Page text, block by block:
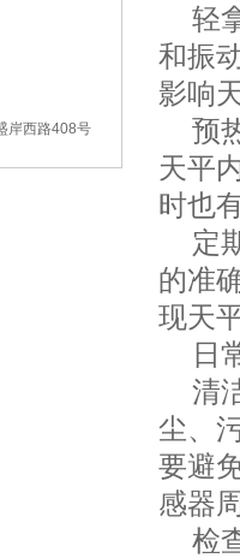
岸西路408号
轻
和振
影响
预
天平
时也
定
的准
现天
日
清
尘、
要避
感器
检